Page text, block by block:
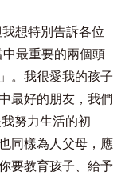
想特別告訴各位
最重要的兩個頭
。我很愛我的孩子
最好的朋友，我們
努力生活的初
同樣為人父母，應
要教育孩子、給予